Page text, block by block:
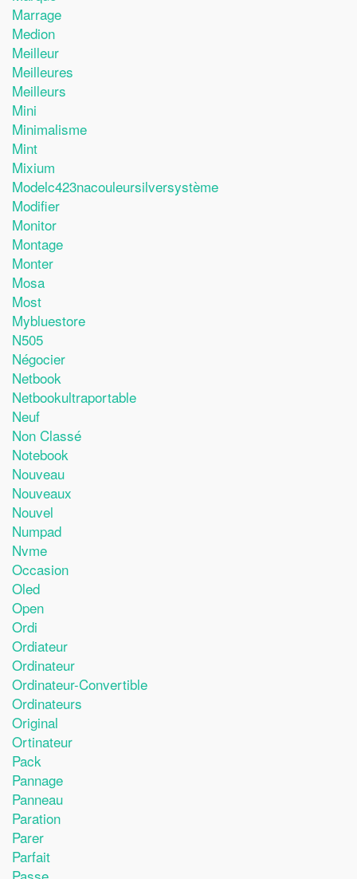
Marrage
Medion
Meilleur
Meilleures
Meilleurs
Mini
Minimalisme
Mint
Mixium
Modelc423nacouleursilversystème
Modifier
Monitor
Montage
Monter
Mosa
Most
Mybluestore
N505
Négocier
Netbook
Netbookultraportable
Neuf
Non Classé
Notebook
Nouveau
Nouveaux
Nouvel
Numpad
Nvme
Occasion
Oled
Open
Ordi
Ordiateur
Ordinateur
Ordinateur-Convertible
Ordinateurs
Original
Ortinateur
Pack
Pannage
Panneau
Paration
Parer
Parfait